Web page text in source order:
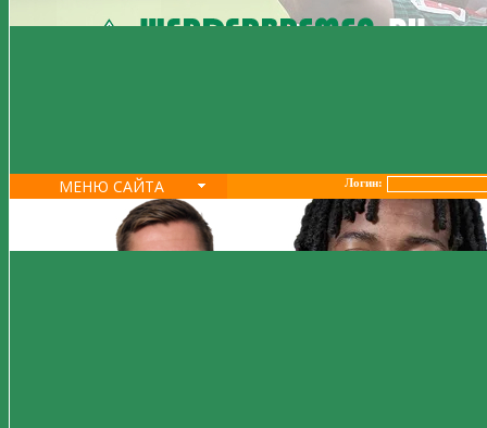
МЕНЮ САЙТА Логин: